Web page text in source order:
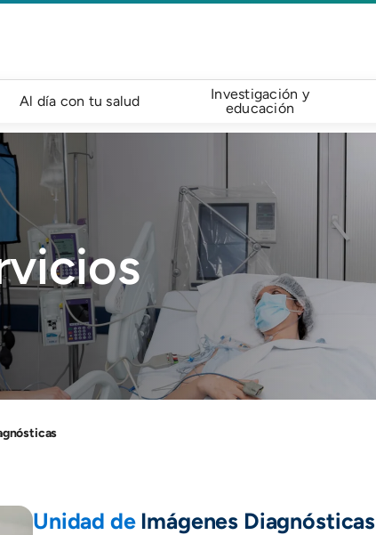
Al día con tu salud
Investigación y
educación
Unidad de Imágenes Diagnósticas